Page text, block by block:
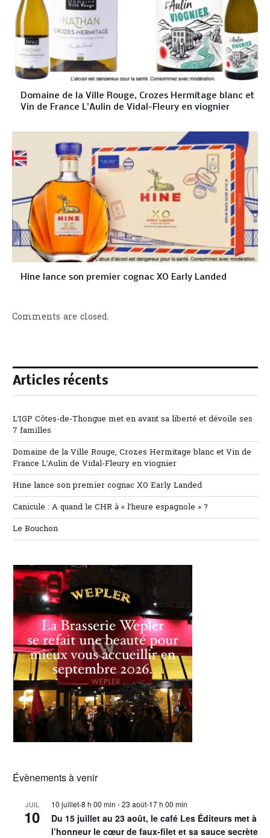
Domaine de la Ville Rouge, Crozes Hermitage blanc et
Vin de France L’Aulin de Vidal-Fleury en viognier
Hine lance son premier cognac XO Early Landed
Comments are closed.
Articles récents
L’IGP Côtes-de-Thongue met en avant sa liberté et dévoile ses
7 familles
Domaine de la Ville Rouge, Crozes Hermitage blanc et Vin de
France L’Aulin de Vidal-Fleury en viognier
Hine lance son premier cognac XO Early Landed
Canicule : A quand le CHR à « l’heure espagnole » ?
Le Bouchon
Évènements à venir
JUIL
10
10 juillet-8 h 00 min -23 août-17 h 00 min
Du 15 juillet au 23 août, le café Les Éditeurs met à
l’honneur le cœur de faux-filet et sa sauce secrète